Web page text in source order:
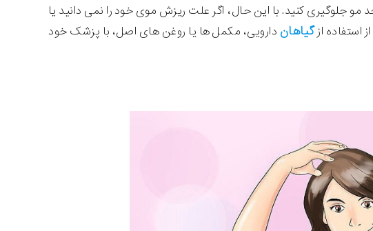
جلوگیری کنید. با این حال، اگر علت ریزش موی خود را نمی دانید یا
استفاده ازگیاهان دارویی، مکمل ها یا روغن های اصل، با پزشک خود